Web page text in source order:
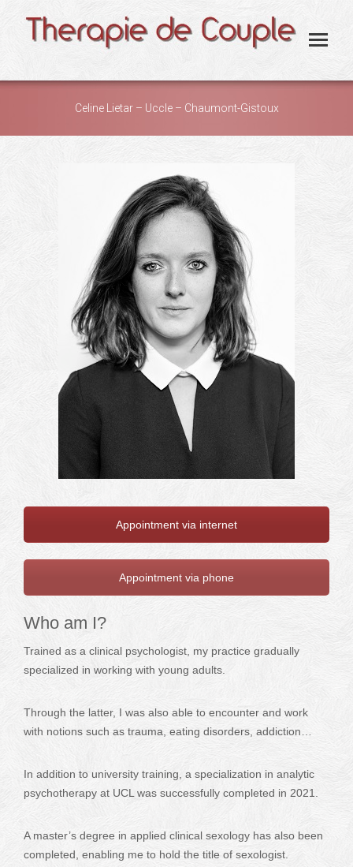
Celine Lietar – Uccle – Chaumont-Gistoux
Who am I?
Trained as a clinical psychologist, my practice gradually
specialized in working with young adults.
Through the latter, I was also able to encounter and work
with notions such as trauma, eating disorders, addiction…
In addition to university training, a specialization in analytic
psychotherapy at UCL was successfully completed in 2021.
A master’s degree in applied clinical sexology has also been
completed, enabling me to hold the title of sexologist.
Appointment via internet
Appointment via phone